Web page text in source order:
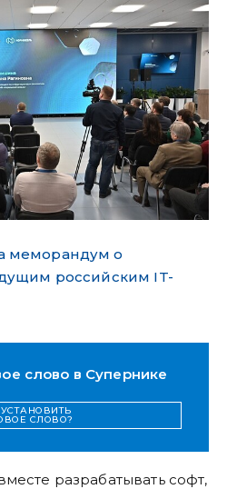
меморандум о
российским IT-
слово в Супернике
СЛОВО?
разрабатывать софт,